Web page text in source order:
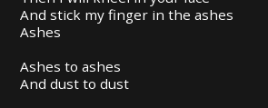
And stick my finger in the ashes
Ashes
Ashes to ashes
And dust to dust